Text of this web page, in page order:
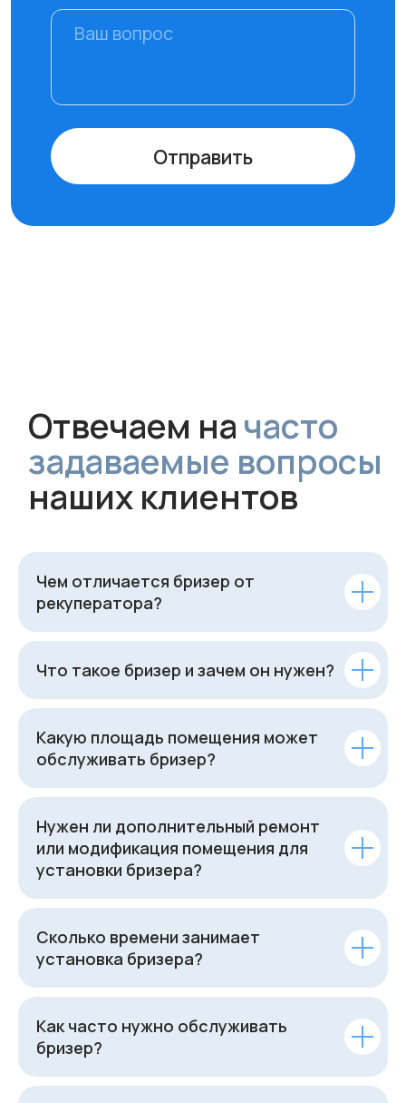
Чем отличается бризер от
рекуператора?
Что такое бризер и зачем он нужен?
Какую площадь помещения может
обслуживать бризер?
Нужен ли дополнительный ремонт
или модификация помещения для
установки бризера?
Сколько времени занимает
установка бризера?
Как часто нужно обслуживать
бризер?